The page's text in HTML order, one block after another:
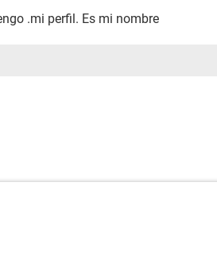
.mi perfil. Es mi nombre